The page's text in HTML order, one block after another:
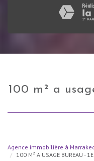
100 m² a usage bureau - 1er etage -
Agence immobilière à
100 M² A USAGE BUREAU -